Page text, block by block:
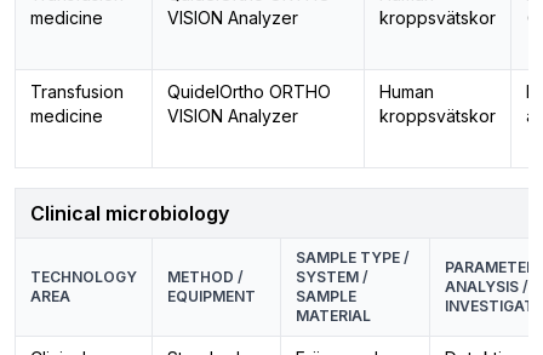
medicine
VISION Analyzer
kroppsvätskor
Transfusion
medicine
QuidelOrtho ORTHO
VISION Analyzer
Human
kroppsvätskor
Clinical microbiology
TECHNOLOGY
AREA
METHOD /
EQUIPMENT
SAMPLE TYPE /
SYSTEM /
SAMPLE
MATERIAL
PARAMETER
ANALYSIS /